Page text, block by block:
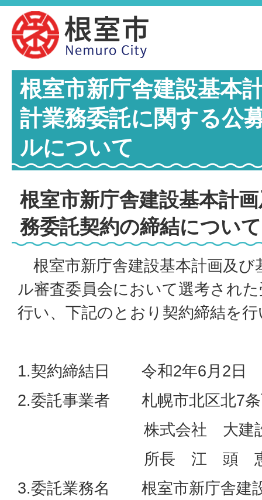
根室市新庁舎建設基本
計業務委託に関する公
ルについて
根室市新庁舎建設基本計
務委託契約の締結について
根室市新庁舎建設基本計画及び
ル審査委員会において選考され
行い、下記のとおり契約締結を
1.契約締結日 令和2年6月2日
2.委託事業者 札幌市北区北7条
株式会社 大建設計
所長 江 頭 恵
3.委託業務名 根室市新庁舎建